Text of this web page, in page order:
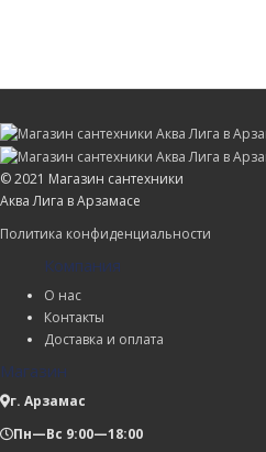
© 2021 Магазин сантехники
Аква Лига в Арзамасе
Политика конфиденциальности
Компания
О нас
Контакты
Доставка и оплата
Магазин
г. Арзамас
Пн—Вс 9:00—18:00